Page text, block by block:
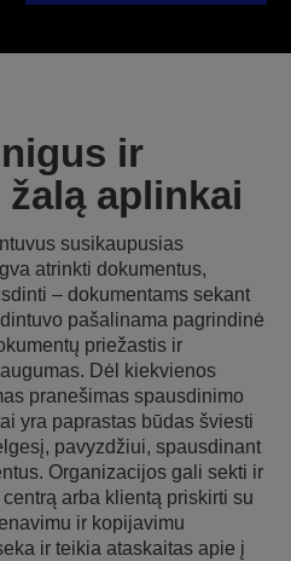
ir
aplinkai
susikaupusias
atrinkti dokumentus,
– dokumentams sekant
pašalinama pagrindinė
priežastis ir
Dėl kiekvienos
pranešimas spausdinimo
yra paprastas būdas šviesti
pavyzdžiui, spausdinant
Organizacijos gali sekti ir
arba klientą priskirti su
ir kopijavimu
ir teikia ataskaitas apie į